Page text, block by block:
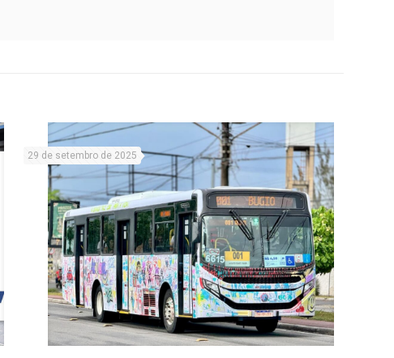
29 de setembro de 2025